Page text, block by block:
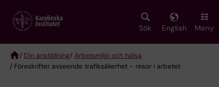
main
Sök English Meny
Breadcrumb
/ Din anställning/ Arbetsmiljö och hälsa
/ Föreskrifter avseende trafiksäkerhet - resor i arbetet